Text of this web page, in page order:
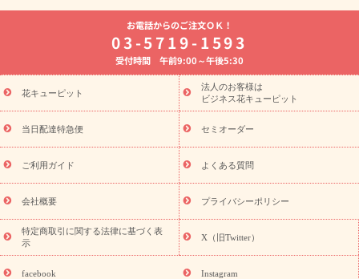
よく贈られる花
お祝いの花特集
誕生日フラワーギフト特集
8月の誕生花(トルコキキョウ)
開店・開業祝い
お供え・お悔やみ お供え・お悔やみの花
通夜・葬儀に贈る花 胡蝶蘭・花鉢
ーブドフラワー
季節のイベント
ひまわり ギフト・プレゼント
特集
お盆 花（新盆・初盆） 季節のイベント
お盆 花（新
盆・初盆）
お盆 花（新盆・初盆）
お盆・お供え 花とセットギ
フト
お盆・お供え プリザーブドフラワー
ひまわり ギフト・プ
レゼント特集
夏の花贈り・お中元・暑中見舞い 花のギフト特集
敬老の日におくる花ギフト・プレゼント特集
花ギフト・プレゼント特集
敬老の日 花のおすすめランキング
敬
老の日 花鉢植えのギフト・プレゼント特集
敬老の日 花とセットギ
フト・プレゼント特集
敬老の日の花 全てのギフト一覧
キャン
ペーン
映画『ウォーターガーディアンズ』コラボキャンペーン
「きょう誕生日なんです」キャンペーン
誕生日の花を探す
誕生日フラワーギフト 誕生日フラワーギフト特集
お電話からのご注文ＯＫ！
03-5719-1593
受付時間 午前9:00～午後5:30
花キューピット
法人のお客様は
ビジネス花キューピット
当日配達特急便 セミオーダー
ご利用ガイド よくある質問
会社概要 プライバシーポリシー
特定商取引に関する法律に基づく表
示
X（旧Twitter）
facebook Instagram